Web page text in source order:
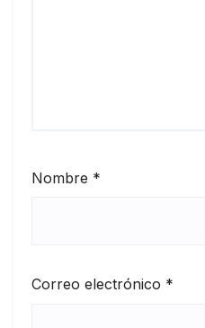
Nombre *
Correo electrónico *